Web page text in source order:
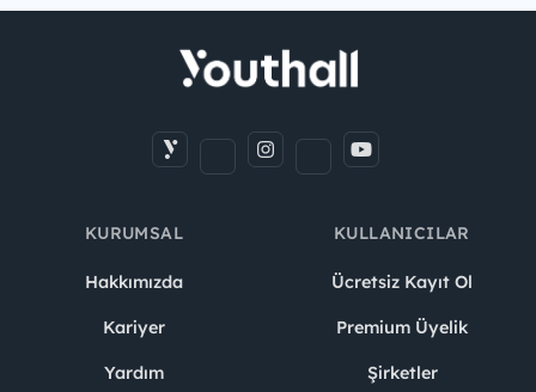
KURUMSAL
Hakkımızda
Kariyer
Yardım
KULLANICILAR
Ücretsiz Kayıt Ol
Premium Üyelik
Şirketler